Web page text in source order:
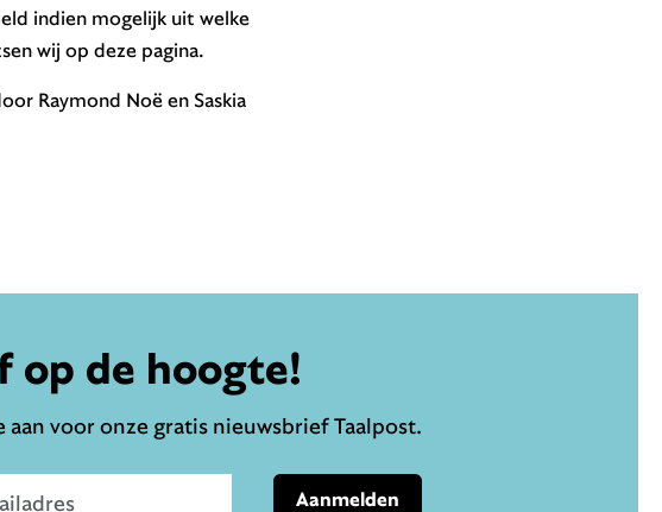
indien mogelijk uit welke
wij op deze pagina.
Raymond Noë en Saskia
op de hoogte!
aan voor onze gratis nieuwsbrief Taalpost.
Aanmelden